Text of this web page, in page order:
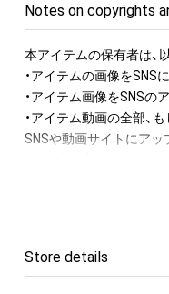
Notes on copyrights
本アイテムの保有者は、
・アイテムの画像をSNS
・アイテム画像をSNSの
・アイテム動画の全部、
SNSや動画サイトにアッ
・アイテムの画像を使
する
Store details